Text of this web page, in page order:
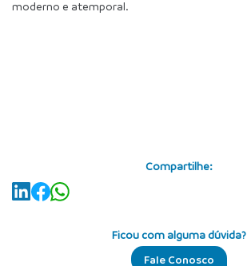
moderno e atemporal.
Compartilhe:
Ficou com alguma dúvida?
Fale Conosco